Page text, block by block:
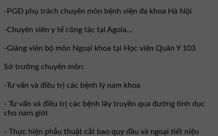
-PGĐ phụ trách chuyên môn bệnh viện đa khoa Hà Nội
-Chuyên viên y tế công tác tại Agola...
-Giảng viên bộ môn Ngoại khoa tại Học viện Quân Y 103
Sở trưởng chuyên môn:
-Tư vấn và điều trị các bệnh lý nam khoa
- Tư vấn và điều trị các bệnh lây truyền qua đường tình dục
cho nam giới
- Thực hiện phẫu thuật cắt bao quy đầu và ngoại tiết niệu